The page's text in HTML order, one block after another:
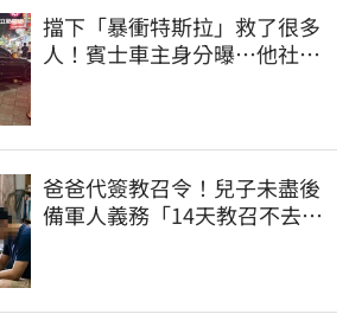
擋下「暴衝特斯拉」救了很多
人！賓士車主身分曝…他社群
爸爸代簽教召令！兒子未盡後
備軍人義務「14天教召不去」